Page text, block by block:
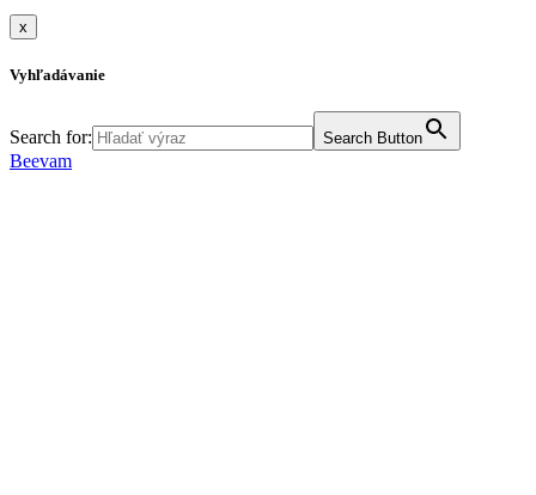
x
Vyhľadávanie
Search for: Search Button
Beevam